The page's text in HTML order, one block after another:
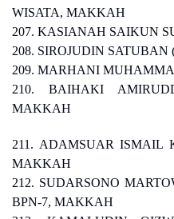
WISATA, MAKKAH
207. KASIANAH SAIKUN
208. SIROJUDIN
209. MARHANI
210. BAIHAKI
MAKKAH
211. ADAMSUAR ISMAIL
MAKKAH
212. SUDARSONO
BPN-7, MAKKAH